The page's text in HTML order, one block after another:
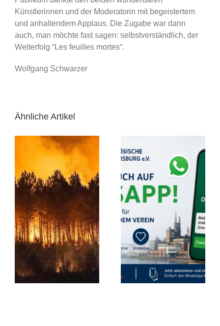
Künstlerinnen und der Moderatorin mit begeistertem
und anhaltendem Applaus. Die Zugabe war dann
auch, man möchte fast sagen: selbstverständlich, der
Welterfolg “Les feuilles mortes“.
Wolfgang Schwarzer
Ähnliche Artikel